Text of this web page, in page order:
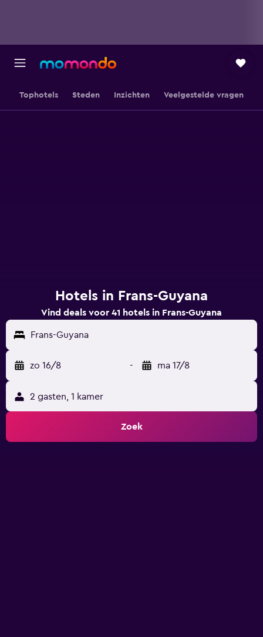
Tophotels Steden Inzichten Veelgestelde vragen
Hotels in Frans-Guyana
Vind deals voor 41 hotels in Frans-Guyana
Frans-Guyana
zo 16/8 - ma 17/8
2 gasten, 1 kamer
Zoek